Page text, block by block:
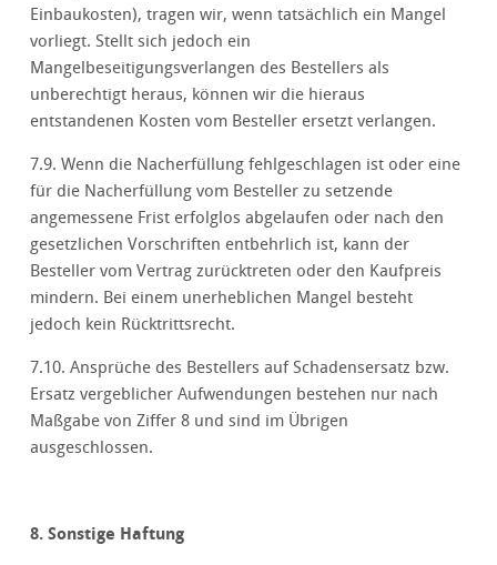
Einbaukosten), tragen wir, wenn tatsächlich ein Mangel
vorliegt. Stellt sich jedoch ein
Mangelbeseitigungsverlangen des Bestellers als
unberechtigt heraus, können wir die hieraus
entstandenen Kosten vom Besteller ersetzt verlangen.
7.9. Wenn die Nacherfüllung fehlgeschlagen ist oder eine
für die Nacherfüllung vom Besteller zu setzende
angemessene Frist erfolglos abgelaufen oder nach den
gesetzlichen Vorschriften entbehrlich ist, kann der
Besteller vom Vertrag zurücktreten oder den Kaufpreis
mindern. Bei einem unerheblichen Mangel besteht
jedoch kein Rücktrittsrecht.
7.10. Ansprüche des Bestellers auf Schadensersatz bzw.
Ersatz vergeblicher Aufwendungen bestehen nur nach
Maßgabe von Ziffer 8 und sind im Übrigen
ausgeschlossen.
8. Sonstige Haftung